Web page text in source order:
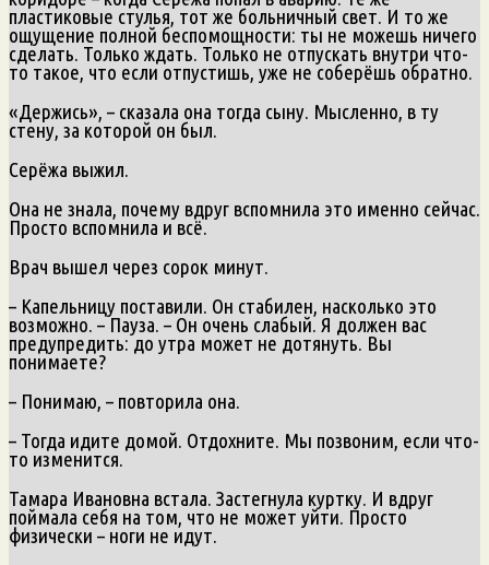
пластиковые стулья, тот же больничный свет. И то же
ощущение полной беспомощности: ты не можешь ничего
сделать. Только ждать. Только не отпускать внутри что-
то такое, что если отпустишь, уже не соберёшь обратно.
«Держись», – сказала она тогда сыну. Мысленно, в ту
стену, за которой он был.
Серёжа выжил.
Она не знала, почему вдруг вспомнила это именно сейчас.
Просто вспомнила и всё.
Врач вышел через сорок минут.
– Капельницу поставили. Он стабилен, насколько это
возможно. – Пауза. – Он очень слабый. Я должен вас
предупредить: до утра может не дотянуть. Вы
понимаете?
– Понимаю, – повторила она.
– Тогда идите домой. Отдохните. Мы позвоним, если что-
то изменится.
Тамара Ивановна встала. Застегнула куртку. И вдруг
поймала себя на том, что не может уйти. Просто
физически – ноги не идут.